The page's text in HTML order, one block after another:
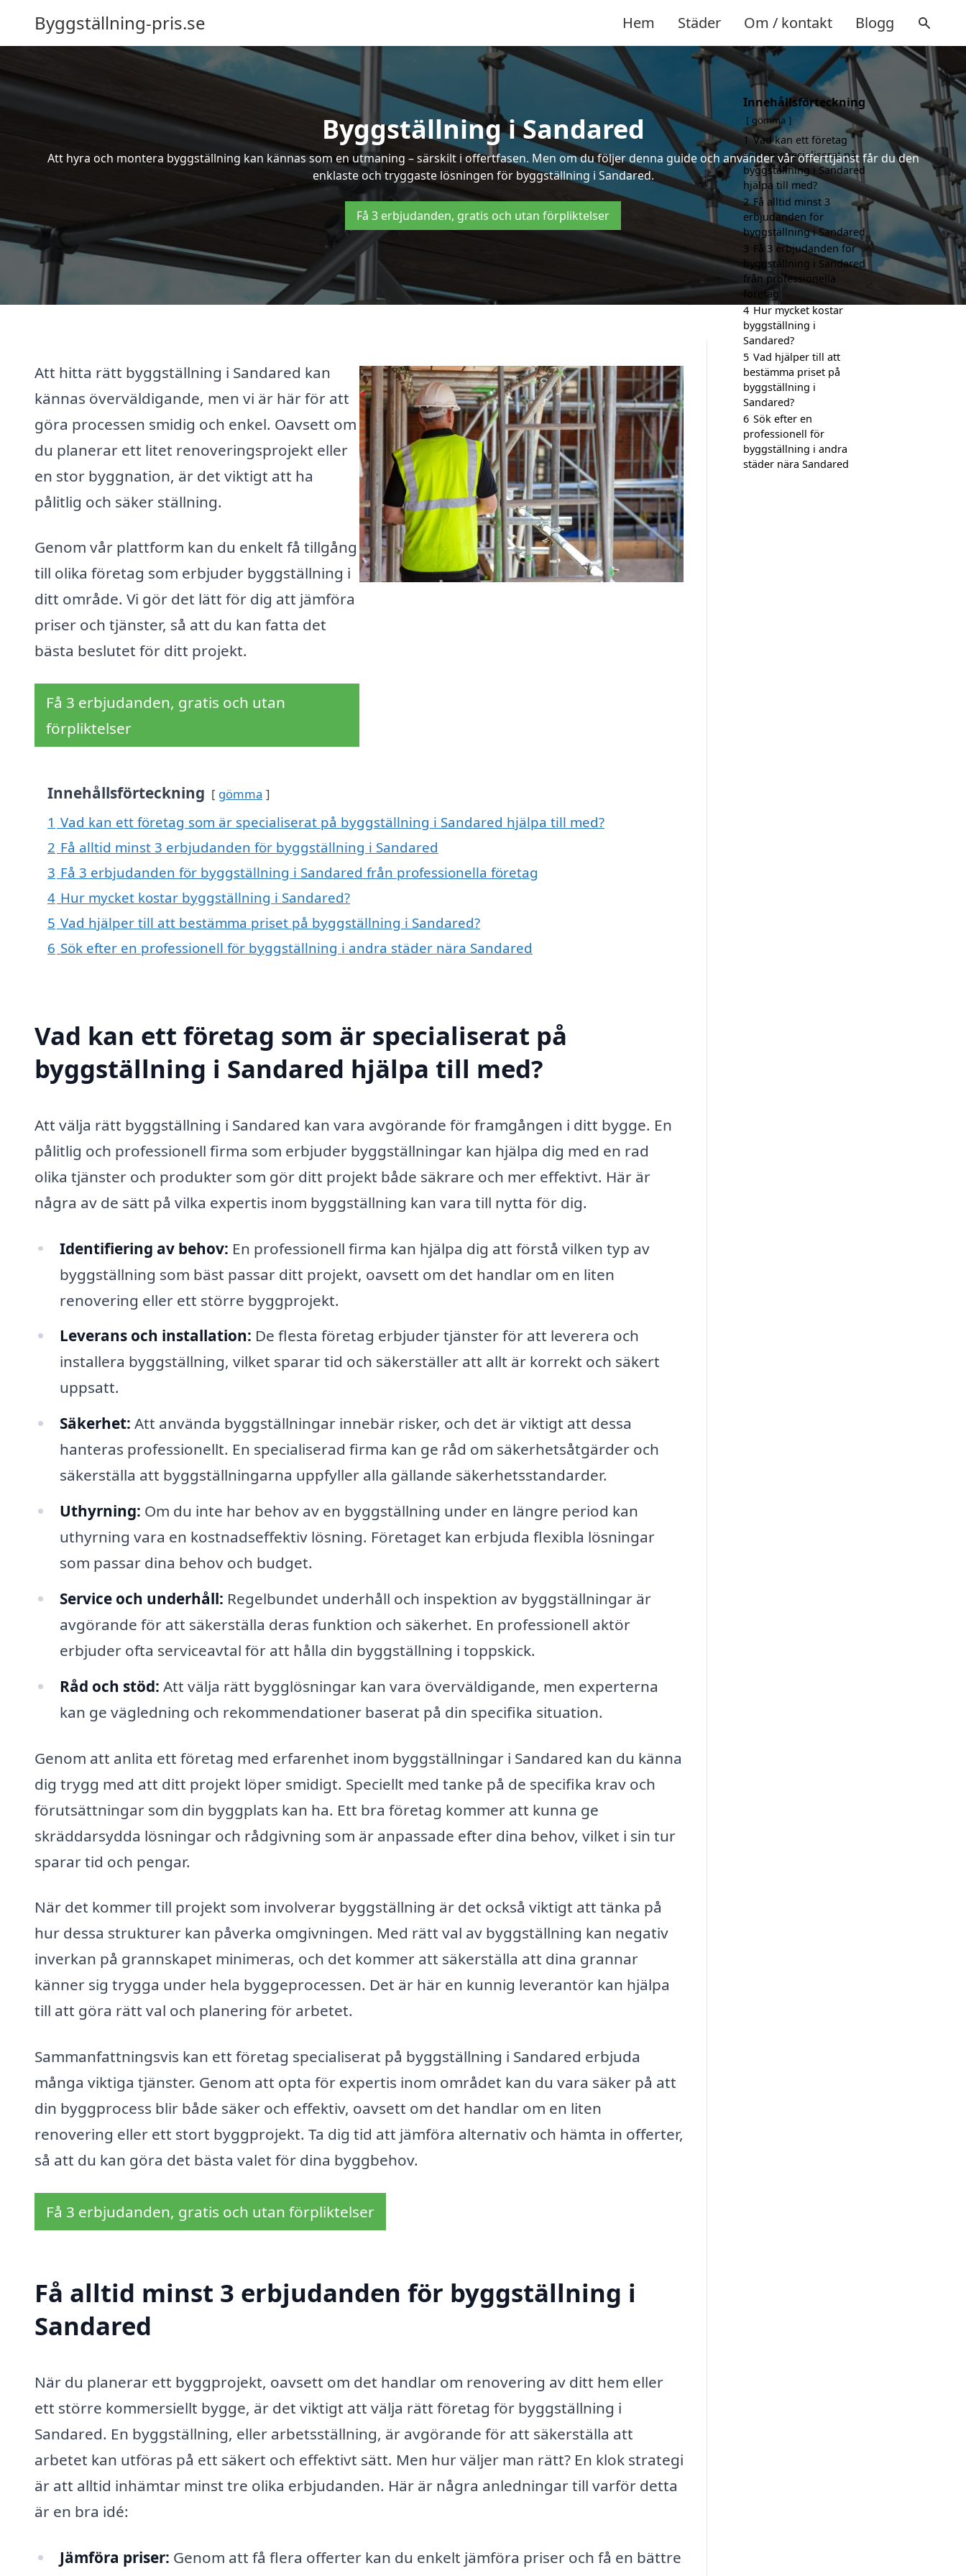
Byggställning-pris.se Hem Städer Om / kontakt Blogg
Byggställning i Sandared
Att hyra och montera byggställning kan kännas som en utmaning – särskilt i offertfasen. Men om du följer denna guide och använder vår offerttjänst får du den
enklaste och tryggaste lösningen för byggställning i Sandared.
Få 3 erbjudanden, gratis och utan förpliktelser
Att hitta rätt byggställning i Sandared kan
kännas överväldigande, men vi är här för att
göra processen smidig och enkel. Oavsett om
du planerar ett litet renoveringsprojekt eller
en stor byggnation, är det viktigt att ha
pålitlig och säker ställning.
Genom vår plattform kan du enkelt få tillgång
till olika företag som erbjuder byggställning i
ditt område. Vi gör det lätt för dig att jämföra
priser och tjänster, så att du kan fatta det
bästa beslutet för ditt projekt.
Få 3 erbjudanden, gratis och utan
förpliktelser
Innehållsförteckning gömma
1 Vad kan ett företag som är specialiserat på byggställning i Sandared hjälpa till med?
2 Få alltid minst 3 erbjudanden för byggställning i Sandared
3 Få 3 erbjudanden för byggställning i Sandared från professionella företag
4 Hur mycket kostar byggställning i Sandared?
5 Vad hjälper till att bestämma priset på byggställning i Sandared?
6 Sök efter en professionell för byggställning i andra städer nära Sandared
Vad kan ett företag som är specialiserat på
byggställning i Sandared hjälpa till med?
Att välja rätt byggställning i Sandared kan vara avgörande för framgången i ditt bygge. En
pålitlig och professionell firma som erbjuder byggställningar kan hjälpa dig med en rad
olika tjänster och produkter som gör ditt projekt både säkrare och mer effektivt. Här är
några av de sätt på vilka expertis inom byggställning kan vara till nytta för dig.
Identifiering av behov: En professionell firma kan hjälpa dig att förstå vilken typ av
byggställning som bäst passar ditt projekt, oavsett om det handlar om en liten
renovering eller ett större byggprojekt.
Leverans och installation: De flesta företag erbjuder tjänster för att leverera och
installera byggställning, vilket sparar tid och säkerställer att allt är korrekt och säkert
uppsatt.
Säkerhet: Att använda byggställningar innebär risker, och det är viktigt att dessa
hanteras professionellt. En specialiserad firma kan ge råd om säkerhetsåtgärder och
säkerställa att byggställningarna uppfyller alla gällande säkerhetsstandarder.
Uthyrning: Om du inte har behov av en byggställning under en längre period kan
uthyrning vara en kostnadseffektiv lösning. Företaget kan erbjuda flexibla lösningar
som passar dina behov och budget.
Service och underhåll: Regelbundet underhåll och inspektion av byggställningar är
avgörande för att säkerställa deras funktion och säkerhet. En professionell aktör
erbjuder ofta serviceavtal för att hålla din byggställning i toppskick.
Råd och stöd: Att välja rätt bygglösningar kan vara överväldigande, men experterna
kan ge vägledning och rekommendationer baserat på din specifika situation.
Genom att anlita ett företag med erfarenhet inom byggställningar i Sandared kan du känna
dig trygg med att ditt projekt löper smidigt. Speciellt med tanke på de specifika krav och
förutsättningar som din byggplats kan ha. Ett bra företag kommer att kunna ge
skräddarsydda lösningar och rådgivning som är anpassade efter dina behov, vilket i sin tur
sparar tid och pengar.
När det kommer till projekt som involverar byggställning är det också viktigt att tänka på
hur dessa strukturer kan påverka omgivningen. Med rätt val av byggställning kan negativ
inverkan på grannskapet minimeras, och det kommer att säkerställa att dina grannar
känner sig trygga under hela byggeprocessen. Det är här en kunnig leverantör kan hjälpa
till att göra rätt val och planering för arbetet.
Sammanfattningsvis kan ett företag specialiserat på byggställning i Sandared erbjuda
många viktiga tjänster. Genom att opta för expertis inom området kan du vara säker på att
din byggprocess blir både säker och effektiv, oavsett om det handlar om en liten
renovering eller ett stort byggprojekt. Ta dig tid att jämföra alternativ och hämta in offerter,
så att du kan göra det bästa valet för dina byggbehov.
Få 3 erbjudanden, gratis och utan förpliktelser
Få alltid minst 3 erbjudanden för byggställning i
Sandared
När du planerar ett byggprojekt, oavsett om det handlar om renovering av ditt hem eller
ett större kommersiellt bygge, är det viktigt att välja rätt företag för byggställning i
Sandared. En byggställning, eller arbetsställning, är avgörande för att säkerställa att
arbetet kan utföras på ett säkert och effektivt sätt. Men hur väljer man rätt? En klok strategi
är att alltid inhämtar minst tre olika erbjudanden. Här är några anledningar till varför detta
är en bra idé:
Jämföra priser: Genom att få flera offerter kan du enkelt jämföra priser och få en bättre
Innehållsförteckning
gömma
1 Vad kan ett företag
som är specialiserat på
byggställning i Sandared
hjälpa till med?
2 Få alltid minst 3
erbjudanden för
byggställning i Sandared
3 Få 3 erbjudanden för
byggställning i Sandared
från professionella
företag
4 Hur mycket kostar
byggställning i
Sandared?
5 Vad hjälper till att
bestämma priset på
byggställning i
Sandared?
6 Sök efter en
professionell för
byggställning i andra
städer nära Sandared